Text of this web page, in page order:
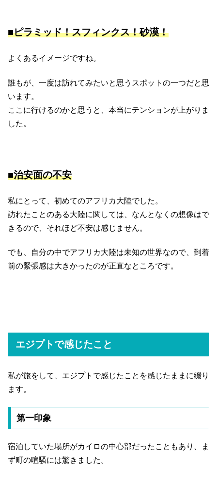
■ピラミッド！スフィンクス！砂漠！
よくあるイメージですね。
誰もが、一度は訪れてみたいと思うスポットの一つだと思
います。
ここに行けるのかと思うと、本当にテンションが上がりま
した。
■治安面の不安
私にとって、初めてのアフリカ大陸でした。
訪れたことのある大陸に関しては、なんとなくの想像はで
きるので、それほど不安は感じません。
でも、自分の中でアフリカ大陸は未知の世界なので、到着
前の緊張感は大きかったのが正直なところです。
エジプトで感じたこと
私が旅をして、エジプトで感じたことを感じたままに綴り
ます。
第一印象
宿泊していた場所がカイロの中心部だったこともあり、ま
ず町の喧騒には驚きました。